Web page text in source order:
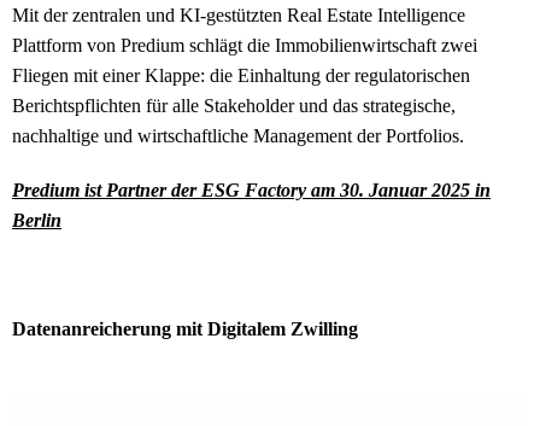
Mit der zentralen und KI-gestützten Real Estate Intelligence
Plattform von Predium schlägt die Immobilienwirtschaft zwei
Fliegen mit einer Klappe: die Einhaltung der regulatorischen
Berichtspflichten für alle Stakeholder und das strategische,
nachhaltige und wirtschaftliche Management der Portfolios.
Predium ist Partner der ESG Factory am 30. Januar 2025 in
Berlin
Datenanreicherung mit Digitalem Zwilling